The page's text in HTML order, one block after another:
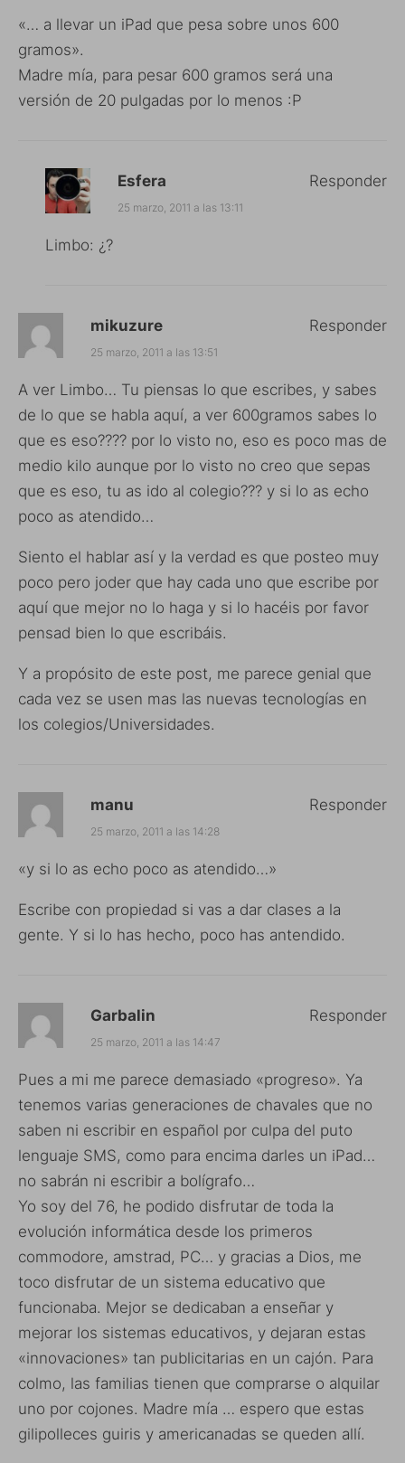
«… a llevar un iPad que pesa sobre unos 600
gramos».
Madre mía, para pesar 600 gramos será una
versión de 20 pulgadas por lo menos :P
Esfera
25 marzo, 2011 a las 13:11
Limbo: ¿?
Responder
mikuzure
25 marzo, 2011 a las 13:51
A ver Limbo… Tu piensas lo que escribes, y sabes
de lo que se habla aquí, a ver 600gramos sabes lo
que es eso???? por lo visto no, eso es poco mas de
medio kilo aunque por lo visto no creo que sepas
que es eso, tu as ido al colegio??? y si lo as echo
poco as atendido…
Siento el hablar así y la verdad es que posteo muy
poco pero joder que hay cada uno que escribe por
aquí que mejor no lo haga y si lo hacéis por favor
pensad bien lo que escribáis.
Y a propósito de este post, me parece genial que
cada vez se usen mas las nuevas tecnologías en
los colegios/Universidades.
Responder
manu
25 marzo, 2011 a las 14:28
«y si lo as echo poco as atendido…»
Escribe con propiedad si vas a dar clases a la
gente. Y si lo has hecho, poco has antendido.
Responder
Garbalin
25 marzo, 2011 a las 14:47
Pues a mi me parece demasiado «progreso». Ya
tenemos varias generaciones de chavales que no
saben ni escribir en español por culpa del puto
lenguaje SMS, como para encima darles un iPad…
no sabrán ni escribir a bolígrafo…
Yo soy del 76, he podido disfrutar de toda la
evolución informática desde los primeros
commodore, amstrad, PC… y gracias a Dios, me
toco disfrutar de un sistema educativo que
funcionaba. Mejor se dedicaban a enseñar y
mejorar los sistemas educativos, y dejaran estas
«innovaciones» tan publicitarias en un cajón. Para
colmo, las familias tienen que comprarse o alquilar
uno por cojones. Madre mía … espero que estas
gilipolleces guiris y americanadas se queden allí.
Responder